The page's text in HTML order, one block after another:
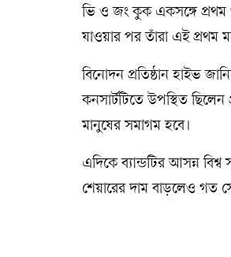
ভি ও জং কুক একসঙ্গে প্রথম
যাওয়ার পর তাঁরা এই প্রথম
বিনোদন প্রতিষ্ঠান হাইভ
কনসার্টটিতে উপস্থিত
মানুষের সমাগম হবে।
এদিকে ব্যান্ডটির আসন্ন
শেয়ারের দাম বাড়লেও গত